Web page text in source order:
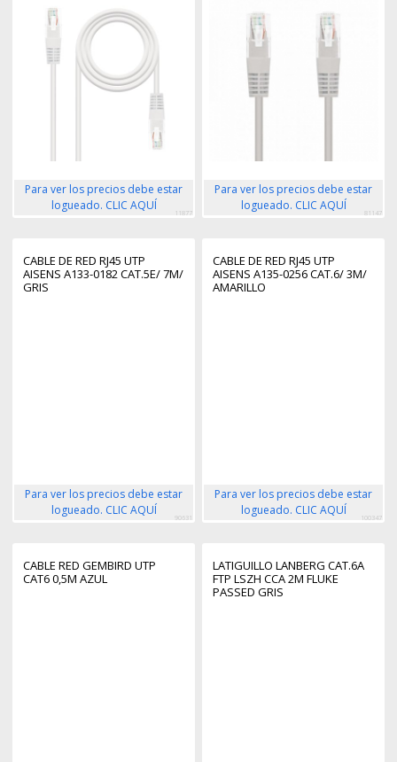
Para ver los precios debe estar
logueado. CLIC AQUÍ
11877
Para ver los precios debe estar
logueado. CLIC AQUÍ
81147
CABLE DE RED RJ45 UTP
AISENS A133-0182 CAT.5E/ 7M/
GRIS
Para ver los precios debe estar
logueado. CLIC AQUÍ
90631
CABLE DE RED RJ45 UTP
AISENS A135-0256 CAT.6/ 3M/
AMARILLO
Para ver los precios debe estar
logueado. CLIC AQUÍ
100347
CABLE RED GEMBIRD UTP
CAT6 0,5M AZUL
LATIGUILLO LANBERG CAT.6A
FTP LSZH CCA 2M FLUKE
PASSED GRIS